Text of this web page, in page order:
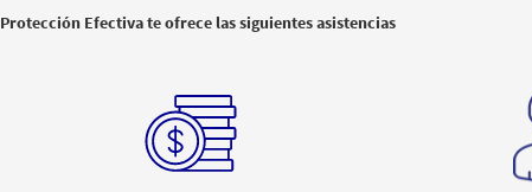
Protección Efectiva te ofrece las siguientes asistencias